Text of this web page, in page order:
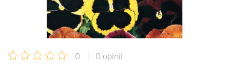
0 0 opinii